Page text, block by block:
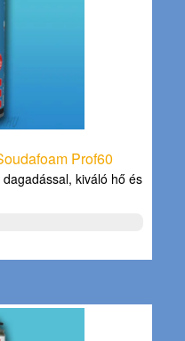
Prof60
kiváló hő és